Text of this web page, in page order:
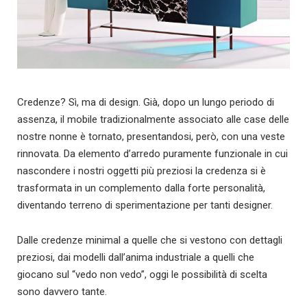
Credenze? Sì, ma di design. Già, dopo un lungo periodo di
assenza, il mobile tradizionalmente associato alle case delle
nostre nonne è tornato, presentandosi, però, con una veste
rinnovata. Da elemento d’arredo puramente funzionale in cui
nascondere i nostri oggetti più preziosi la credenza si è
trasformata in un complemento dalla forte personalità,
diventando terreno di sperimentazione per tanti designer.
Dalle credenze minimal a quelle che si vestono con dettagli
preziosi, dai modelli dall’anima industriale a quelli che
giocano sul “vedo non vedo”, oggi le possibilità di scelta
sono davvero tante.